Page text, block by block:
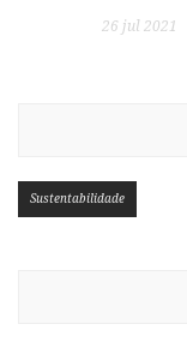
26 jul 2021
Sustentabilidade